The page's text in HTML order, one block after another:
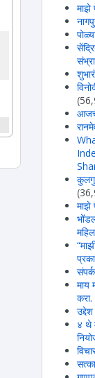
आजचे
माय
करा.
४ थे